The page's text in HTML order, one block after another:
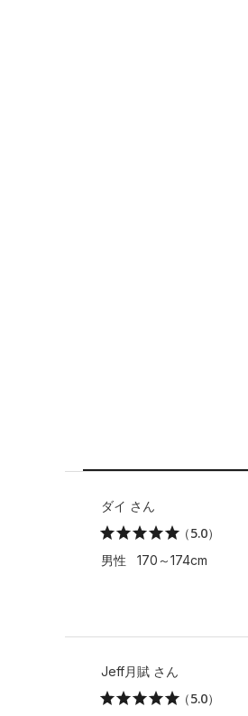
ダイ さん
（5.0）
男性 170～174cm
Jeff月賦 さん
（5.0）